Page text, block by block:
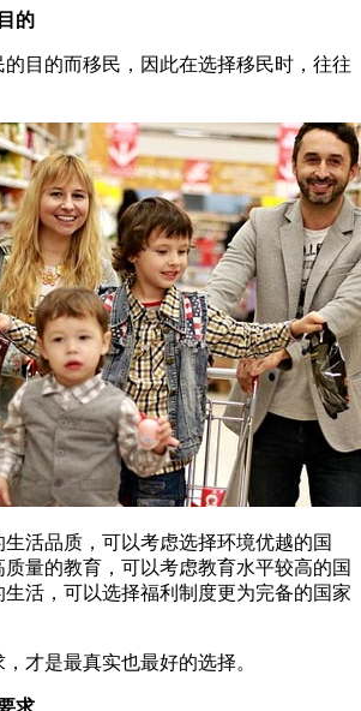
的
目的而移民，因此在选择移民时，往往
活品质，可以考虑选择环境优越的国
量的教育，可以考虑教育水平较高的国
活，可以选择福利制度更为完备的国家
才是最真实也最好的选择。